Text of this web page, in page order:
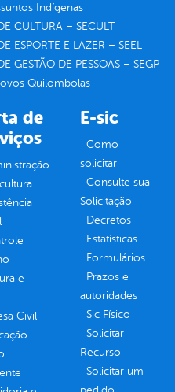
Indígenas
CULTURA – SECULT
ESPORTE E LAZER – SEEL
GESTÃO DE PESSOAS – SEGP
Quilombolas
de
e
Civil
E-sic
Como
solicitar
Consulte sua
Solicitação
Decretos
Estatísticas
Formulários
Prazos e
autoridades
Sic Físico
Solicitar
Recurso
Solicitar um